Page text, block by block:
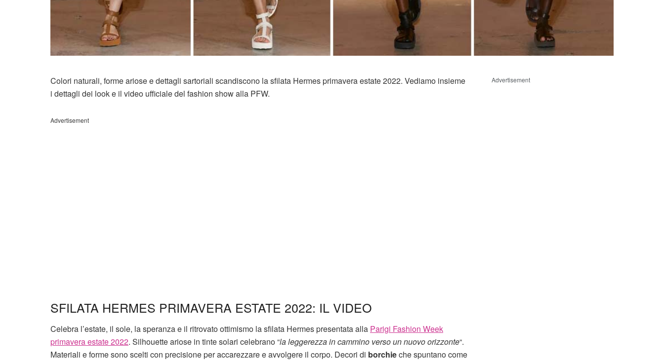
Colori naturali, forme ariose e dettagli sartoriali scandiscono la sfilata Hermes primavera estate 2022. Vediamo insieme
i dettagli dei look e il video ufficiale del fashion show alla PFW.
Advertisement
SFILATA HERMES PRIMAVERA ESTATE 2022: IL VIDEO
Celebra l’estate, il sole, la speranza e il ritrovato ottimismo la sfilata Hermes presentata alla Parigi Fashion Week
primavera estate 2022. Silhouette ariose in tinte solari celebrano “la leggerezza in cammino verso un nuovo orizzonte“.
Materiali e forme sono scelti con precisione per accarezzare e avvolgere il corpo. Decori di borchieche spuntano come
Advertisement